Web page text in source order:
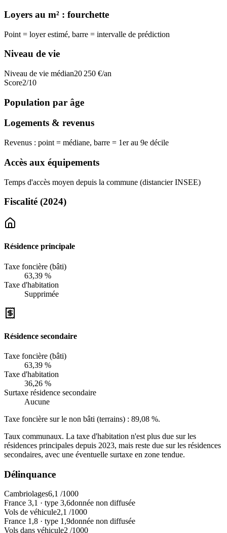
Loyers au m² : fourchette
Point = loyer estimé, barre = intervalle de prédiction
Niveau de vie
Niveau de vie médian20 250 €/an
Score2/10
Population par âge
Logements & revenus
Revenus : point = médiane, barre = 1er au 9e décile
Accès aux équipements
Temps d'accès moyen depuis la commune (distancier INSEE)
Fiscalité (2024)
Résidence principale
Taxe foncière (bâti)
63,39 %
Taxe d'habitation
Supprimée
Résidence secondaire
Taxe foncière (bâti)
63,39 %
Taxe d'habitation
36,26 %
Surtaxe résidence secondaire
Aucune
Taxe foncière sur le non bâti (terrains) : 89,08 %.
Taux communaux. La taxe d'habitation n'est plus due sur les
résidences principales depuis 2023, mais reste due sur les résidences
secondaires, avec une éventuelle surtaxe en zone tendue.
Délinquance
Cambriolages6,1 /1000
France 3,1 · type 3,6donnée non diffusée
Vols de véhicule2,1 /1000
France 1,8 · type 1,9donnée non diffusée
Vols dans véhicule2 /1000